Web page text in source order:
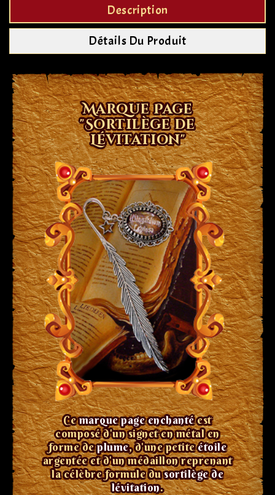
Description
Détails Du Produit
Marque Page
"Sortilège de
Lévitation"
Cemarque page enchantéest
composé d'un signet en métal en
forme deplume, d'une petiteétoile
argentée et d'un médaillon reprenant
la célèbre formule dusortilège de
lévitation.